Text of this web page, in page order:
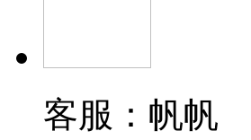
客服：帆帆